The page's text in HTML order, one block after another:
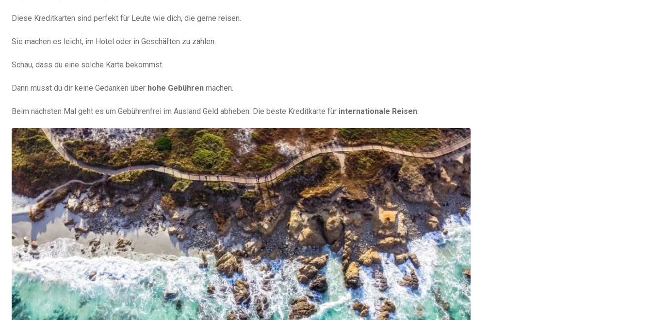
Diese Kreditkarten sind perfekt für Leute wie dich, die gerne reisen.
Sie machen es leicht, im Hotel oder in Geschäften zu zahlen.
Schau, dass du eine solche Karte bekommst.
Dann musst du dir keine Gedanken über hohe Gebühren machen.
Beim nächsten Mal geht es um Gebührenfrei im Ausland Geld abheben: Die beste Kreditkarte für internationale Reisen